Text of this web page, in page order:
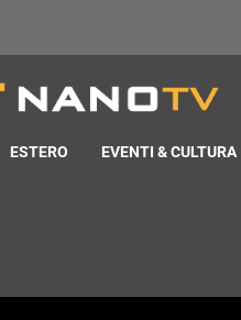
ESTERO EVENTI & CULTURA